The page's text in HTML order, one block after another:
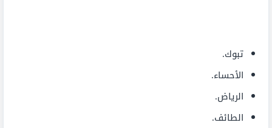
تبوك.
الأحساء.
الرياض.
الطائف.